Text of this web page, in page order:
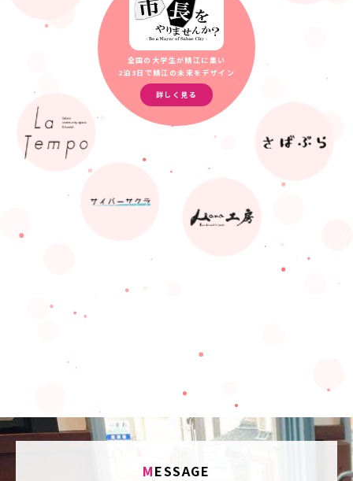
全国の大学生が鯖江に集い
2泊3日で鯖江の未来をデザイン
詳しく見る
MESSAGE